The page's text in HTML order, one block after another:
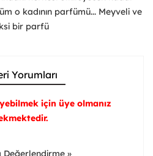
o kadının parfümü... Meyveli ve
bir parfü
Yorumları
için üye olmanız
»